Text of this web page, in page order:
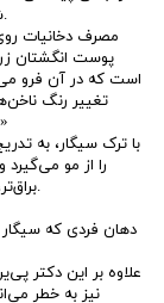
بین می‌روند و پوست دوباره صاف و درخشان می‌‎شود.
مصرف دخانیات
پوست انگشتان
است که در آن فرو
تغییر رنگ
سلولی، پوست رنگ
با ترک سیگار، به
را از مو
براق‌تر، سالم‌تر و محکمتر می‌شوند و سریع‌تر رشد می‌کنند.
دهان فردی که سیگار
علاوه بر این دکتر
نیز به خطر